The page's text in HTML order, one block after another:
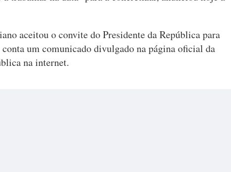
aceitou o convite do Presidente da República para
um comunicado divulgado na página oficial da
na internet.